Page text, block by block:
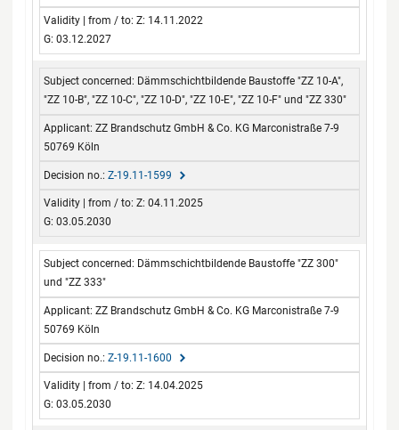
Z: 14.11.2022
G: 03.12.2027
Dämmschichtbildende Baustoffe "ZZ 10-A",
"ZZ 10-B", "ZZ 10-C", "ZZ 10-D", "ZZ 10-E", "ZZ 10-F" und "ZZ 330"
ZZ Brandschutz GmbH & Co. KG Marconistraße 7-9
50769 Köln
Z-19.11-1599
Z: 04.11.2025
G: 03.05.2030
Dämmschichtbildende Baustoffe "ZZ 300"
und "ZZ 333"
ZZ Brandschutz GmbH & Co. KG Marconistraße 7-9
50769 Köln
Z-19.11-1600
Z: 14.04.2025
G: 03.05.2030